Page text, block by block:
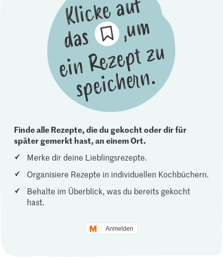
Finde alle Rezepte, die du gekocht oder dir für
später gemerkt hast, an einem Ort.
Merke dir deine Lieblingsrezepte.
Organisiere Rezepte in individuellen Kochbüchern.
Behalte im Überblick, was du bereits gekocht
hast.
Anmelden